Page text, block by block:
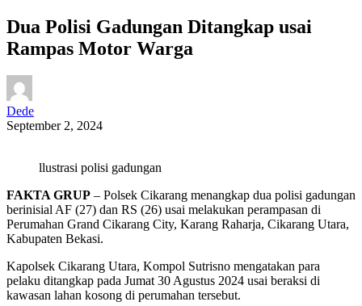
Dua Polisi Gadungan Ditangkap usai
Rampas Motor Warga
Dede
September 2, 2024
llustrasi polisi gadungan
FAKTA GRUP – Polsek Cikarang menangkap dua polisi gadungan
berinisial AF (27) dan RS (26) usai melakukan perampasan di
Perumahan Grand Cikarang City, Karang Raharja, Cikarang Utara,
Kabupaten Bekasi.
Kapolsek Cikarang Utara, Kompol Sutrisno mengatakan para
pelaku ditangkap pada Jumat 30 Agustus 2024 usai beraksi di
kawasan lahan kosong di perumahan tersebut.